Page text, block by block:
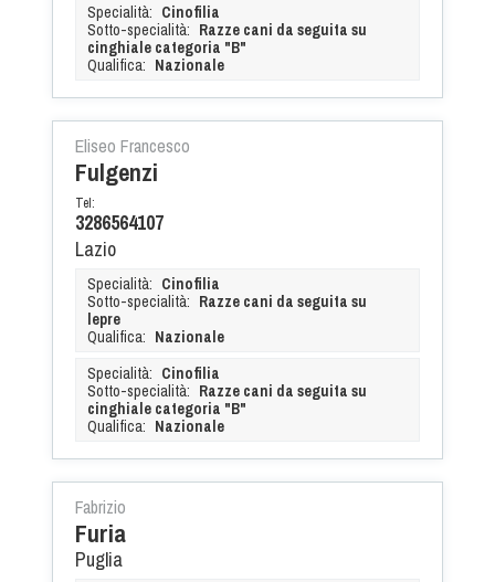
Specialità: Cinofilia
Sotto-specialità: Razze cani da seguita su
cinghiale categoria "B"
Qualifica: Nazionale
Eliseo Francesco
Fulgenzi
Tel:
3286564107
Lazio
Specialità: Cinofilia
Sotto-specialità: Razze cani da seguita su
lepre
Qualifica: Nazionale
Specialità: Cinofilia
Sotto-specialità: Razze cani da seguita su
cinghiale categoria "B"
Qualifica: Nazionale
Fabrizio
Furia
Puglia